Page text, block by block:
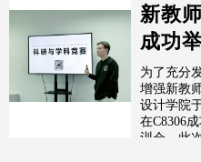
新教
成功
培训
为了充分
增强新教
设计学院
在C8306
训会。此